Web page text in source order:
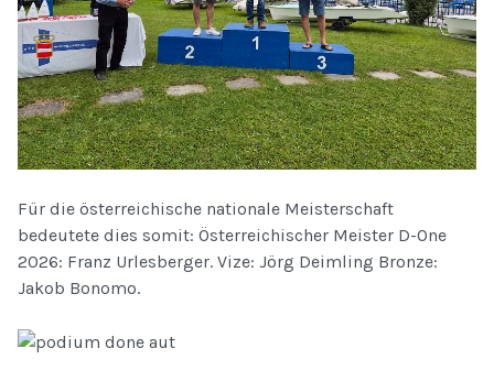
Für die österreichische nationale Meisterschaft
bedeutete dies somit: Österreichischer Meister D-One
2026: Franz Urlesberger. Vize: Jörg Deimling Bronze:
Jakob Bonomo.